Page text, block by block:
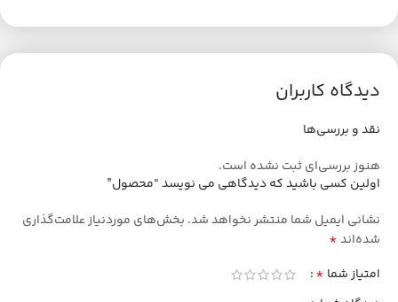
دیدگاه کاربران
نقد و بررسی‌ها
هنوز بررسی‌ای ثبت نشده است.
اولین کسی باشید که دیدگاهی می نویسد “محصول”
نشانی ایمیل شما منتشر نخواهد شد. بخش‌های موردنیاز علامت‌گذاری
شده‌اند*
امتیاز شما *